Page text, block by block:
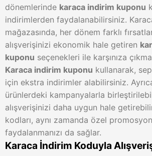
dönemlerinde karaca indirim kuponu
indirimlerden faydalanabilirsiniz.
mağazasında, her dönem farklı
alışverişinizi ekonomik hale getiren
kuponu seçenekleri ile karşınıza
Karaca indirim kuponu kullanarak,
için ekstra indirimler alabilirsiniz.
ürünlerdeki kampanyalarla
alışverişinizi daha uygun hale
kodları, aynı zamanda özel
faydalanmanızı da sağlar.
Karaca İndirim Koduyla Alışveriş